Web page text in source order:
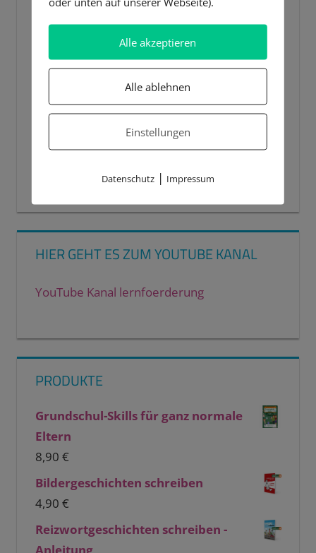
HIER GEHT ES ZUM YOUTUBE KANAL
YouTube Kanal lernfoerderung
PRODUKTE
Grundschul-Skills für ganz normale
Eltern
8,90 €
Bildergeschichten schreiben
4,90 €
Reizwortgeschichten schreiben -
Anleitung
Alle akzeptieren
Alle ablehnen
Einstellungen
Datenschutz| Impressum